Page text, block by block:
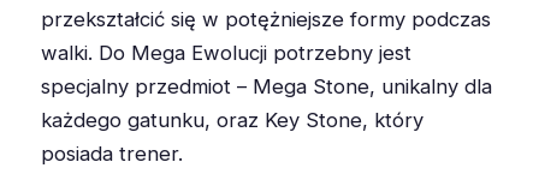
przekształcić się w potężniejsze formy podczas
walki. Do Mega Ewolucji potrzebny jest
specjalny przedmiot – Mega Stone, unikalny dla
każdego gatunku, oraz Key Stone, który
posiada trener.